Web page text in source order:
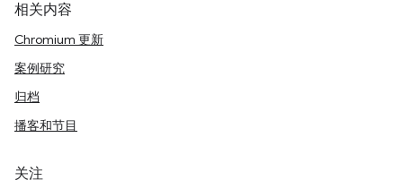
相关内容
Chromium 更新
案例研究
归档
播客和节目
关注